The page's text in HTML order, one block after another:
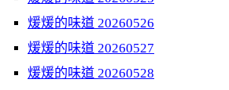
煖煖的味道 20260526
煖煖的味道 20260527
煖煖的味道 20260528